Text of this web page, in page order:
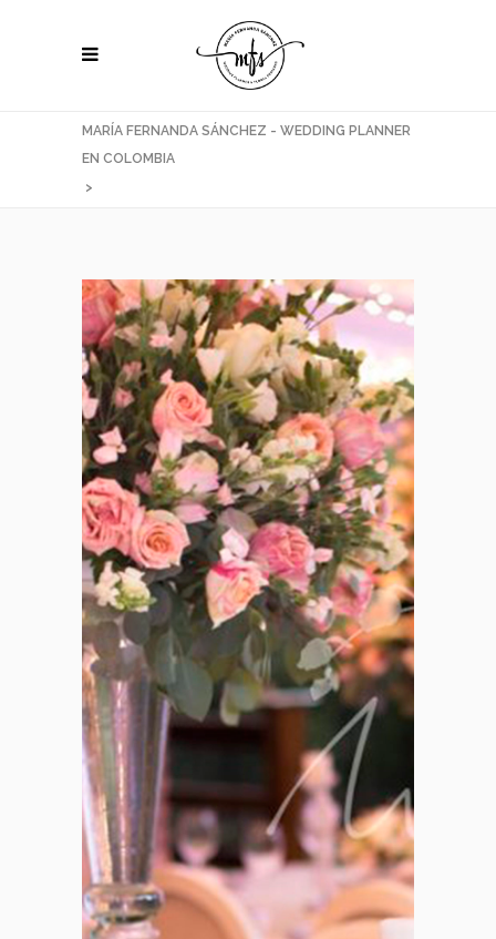
MARÍA FERNANDA SÁNCHEZ - WEDDING PLANNER
EN COLOMBIA
>